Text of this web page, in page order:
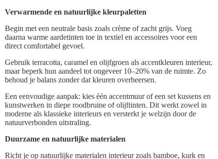
Verwarmende en natuurlijke kleurpaletten
Begin met een neutrale basis zoals crème of zacht grijs. Voeg
daarna warme aardetinten toe in textiel en accessoires voor een
direct comfortabel gevoel.
Gebruik terracotta, caramel en olijfgroen als accentkleuren interieur,
maar beperk hun aandeel tot ongeveer 10–20% van de ruimte. Zo
behoud je balans zonder dat kleuren overheersen.
Een eenvoudige aanpak: kies één accentmuur of een set kussens en
kunstwerken in diepe roodbruine of olijftinten. Dit werkt zowel in
moderne als klassieke interieurs en versterkt je welzijn door de
natuurverbonden uitstraling.
Duurzame en natuurlijke materialen
Richt je op natuurlijke materialen interieur zoals bamboe, kurk en